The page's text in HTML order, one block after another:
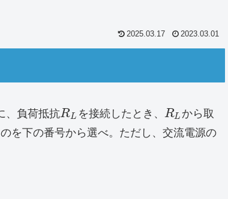
2025.03.17 2023.03.01
、負荷抵抗RL を接続したとき、 RL から取
を下の番号から選べ。ただし、交流電源の